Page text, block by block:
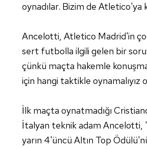
oynadılar. Bizim de Atletico'ya
Ancelotti, Atletico Madrid'in
sert futbolla ilgili gelen bir
çünkü maçta hakemle
için hangi taktikle oynamalıyız
İlk maçta oynatmadığı
İtalyan teknik adam Ancelotti,
yarın 4'üncü Altın Top